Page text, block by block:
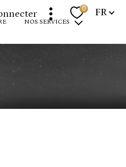
0 Langue
FR
NOS SERVICES
programmes neufs
louer votre bien